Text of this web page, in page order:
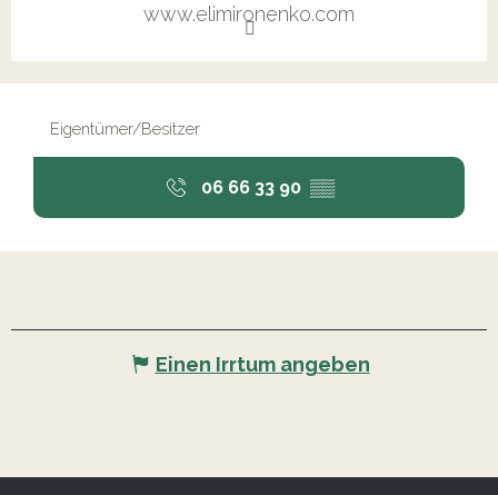
www.elimironenko.com
Eigentümer/Besitzer
06 66 33 90 ▒▒
Einen Irrtum angeben